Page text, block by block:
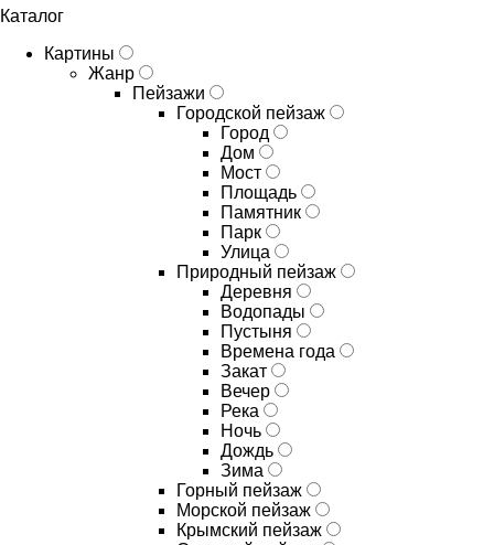
Каталог
Картины
Жанр
Пейзажи
Городской пейзаж
Город
Дом
Мост
Площадь
Памятник
Парк
Улица
Природный пейзаж
Деревня
Водопады
Пустыня
Времена года
Закат
Вечер
Река
Ночь
Дождь
Зима
Горный пейзаж
Морской пейзаж
Крымский пейзаж